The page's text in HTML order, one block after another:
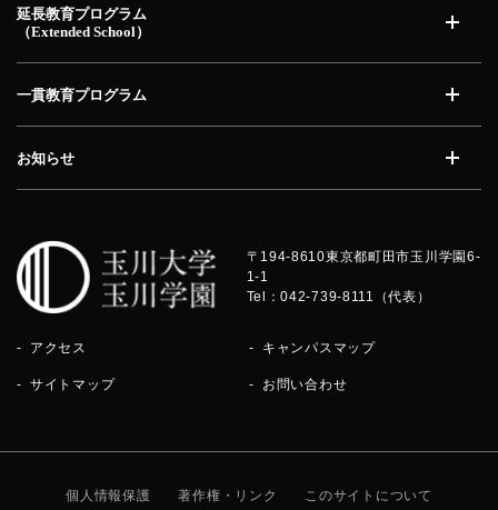
延長教育プログラム
（Extended School）
一貫教育プログラム
お知らせ
〒194-8610東京都町田市玉川学園6-
1-1
Tel：042-739-8111（代表）
アクセス キャンパスマップ
サイトマップ お問い合わせ
個人情報保護 著作権・リンク このサイトについて